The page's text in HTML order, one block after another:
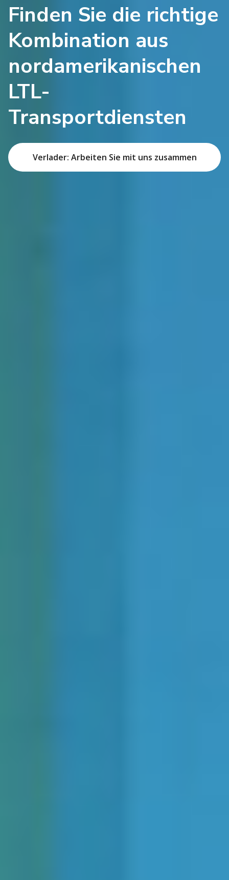
Finden Sie die richtige
Kombination aus
nordamerikanischen
LTL-
Transportdiensten
Verlader: Arbeiten Sie mit uns zusammen